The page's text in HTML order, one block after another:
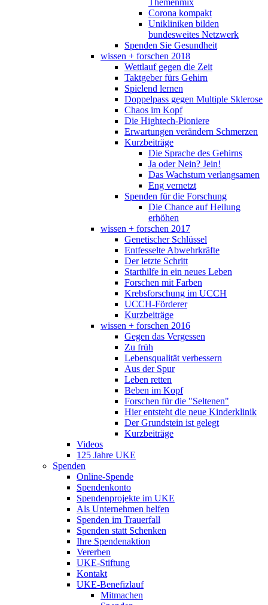
Themenmix
Corona kompakt
Unikliniken bilden
bundesweites Netzwerk
Spenden Sie Gesundheit
wissen + forschen 2018
Wettlauf gegen die Zeit
Taktgeber fürs Gehirn
Spielend lernen
Doppelpass gegen Multiple Sklerose
Chaos im Kopf
Die Hightech-Pioniere
Erwartungen verändern Schmerzen
Kurzbeiträge
Die Sprache des Gehirns
Ja oder Nein? Jein!
Das Wachstum verlangsamen
Eng vernetzt
Spenden für die Forschung
Die Chance auf Heilung
erhöhen
wissen + forschen 2017
Genetischer Schlüssel
Entfesselte Abwehrkräfte
Der letzte Schritt
Starthilfe in ein neues Leben
Forschen mit Farben
Krebsforschung im UCCH
UCCH-Förderer
Kurzbeiträge
wissen + forschen 2016
Gegen das Vergessen
Zu früh
Lebensqualität verbessern
Aus der Spur
Leben retten
Beben im Kopf
Forschen für die "Seltenen"
Hier entsteht die neue Kinderklinik
Der Grundstein ist gelegt
Kurzbeiträge
Videos
125 Jahre UKE
Spenden
Online-Spende
Spendenkonto
Spendenprojekte im UKE
Als Unternehmen helfen
Spenden im Trauerfall
Spenden statt Schenken
Ihre Spendenaktion
Vererben
UKE-Stiftung
Kontakt
UKE-Benefizlauf
Mitmachen